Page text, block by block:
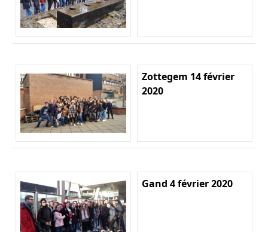
Zottegem 14 février
2020
Gand 4 février 2020